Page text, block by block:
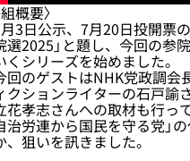
概要〉
3日公示、7月20日投開票
選2025」と題し、今回の参
くシリーズを始めました。
のゲストはNHK党政調会
クションライターの石戸諭
花孝志さんへの取材も行っ
治労連から国民を守る党」
、狙いを訊きました。